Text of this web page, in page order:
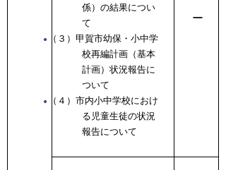
係）の結果につい
て
（３）甲賀市幼保・小中学
校再編計画（基本
計画）状況報告に
ついて
（４）市内小中学校におけ
る児童生徒の状況
報告について
ー